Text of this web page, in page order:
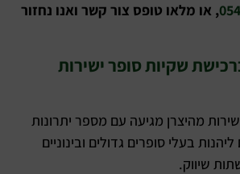
, או מלאו טופס צור קשר ואנו נחזור
שקיות סופר ישירות
מהיצרן מגיעה עם מספר יתרונות
בעלי סופרים גדולים ובינוניים
שיווק.